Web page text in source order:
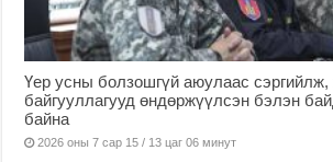
Үер усны болзошгүй аюулаас сэргийлж,
байгууллагууд өндөржүүлсэн бэлэн
байна
2026 оны 7 сар 15 / 13 цаг 06 минут